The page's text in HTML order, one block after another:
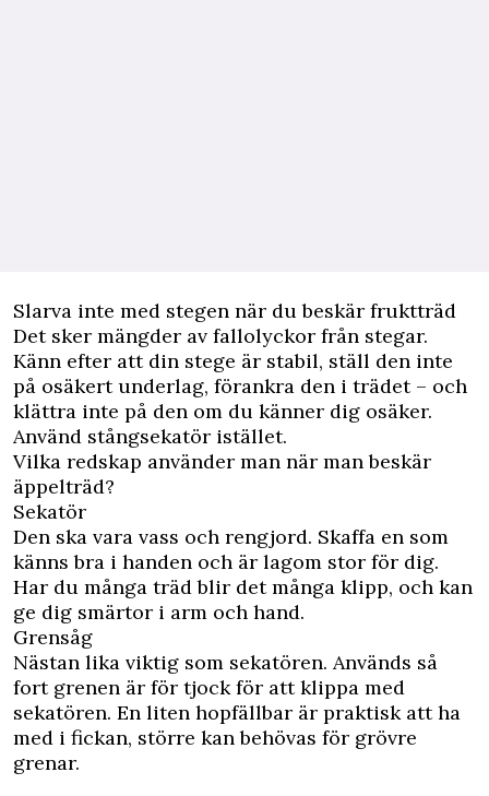
Slarva inte med stegen när du beskär fruktträd
Det sker mängder av fallolyckor från stegar.
Känn efter att din stege är stabil, ställ den inte
på osäkert underlag, förankra den i trädet – och
klättra inte på den om du känner dig osäker.
Använd stångsekatör istället.
Vilka redskap använder man när man beskär
äppelträd?
Sekatör
Den ska vara vass och rengjord. Skaffa en som
känns bra i handen och är lagom stor för dig.
Har du många träd blir det många klipp, och kan
ge dig smärtor i arm och hand.
Grensåg
Nästan lika viktig som sekatören. Används så
fort grenen är för tjock för att klippa med
sekatören. En liten hopfällbar är praktisk att ha
med i fickan, större kan behövas för grövre
grenar.